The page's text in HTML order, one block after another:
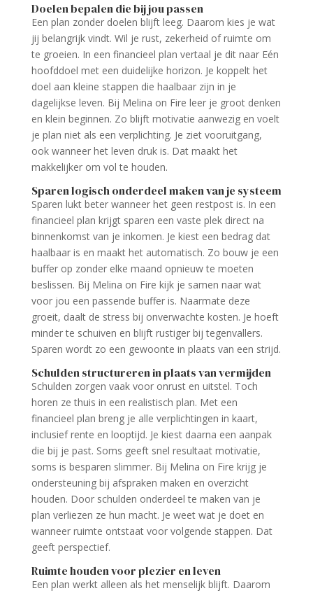
Doelen bepalen die bij jou passen
Een plan zonder doelen blijft leeg. Daarom kies je wat
jij belangrijk vindt. Wil je rust, zekerheid of ruimte om
te groeien. In een financieel plan vertaal je dit naar Eén
hoofddoel met een duidelijke horizon. Je koppelt het
doel aan kleine stappen die haalbaar zijn in je
dagelijkse leven. Bij Melina on Fire leer je groot denken
en klein beginnen. Zo blijft motivatie aanwezig en voelt
je plan niet als een verplichting. Je ziet vooruitgang,
ook wanneer het leven druk is. Dat maakt het
makkelijker om vol te houden.
Sparen logisch onderdeel maken van je systeem
Sparen lukt beter wanneer het geen restpost is. In een
financieel plan krijgt sparen een vaste plek direct na
binnenkomst van je inkomen. Je kiest een bedrag dat
haalbaar is en maakt het automatisch. Zo bouw je een
buffer op zonder elke maand opnieuw te moeten
beslissen. Bij Melina on Fire kijk je samen naar wat
voor jou een passende buffer is. Naarmate deze
groeit, daalt de stress bij onverwachte kosten. Je hoeft
minder te schuiven en blijft rustiger bij tegenvallers.
Sparen wordt zo een gewoonte in plaats van een strijd.
Schulden structureren in plaats van vermijden
Schulden zorgen vaak voor onrust en uitstel. Toch
horen ze thuis in een realistisch plan. Met een
financieel plan breng je alle verplichtingen in kaart,
inclusief rente en looptijd. Je kiest daarna een aanpak
die bij je past. Soms geeft snel resultaat motivatie,
soms is besparen slimmer. Bij Melina on Fire krijg je
ondersteuning bij afspraken maken en overzicht
houden. Door schulden onderdeel te maken van je
plan verliezen ze hun macht. Je weet wat je doet en
wanneer ruimte ontstaat voor volgende stappen. Dat
geeft perspectief.
Ruimte houden voor plezier en leven
Een plan werkt alleen als het menselijk blijft. Daarom